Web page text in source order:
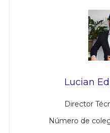
Lucian
Director
Número de